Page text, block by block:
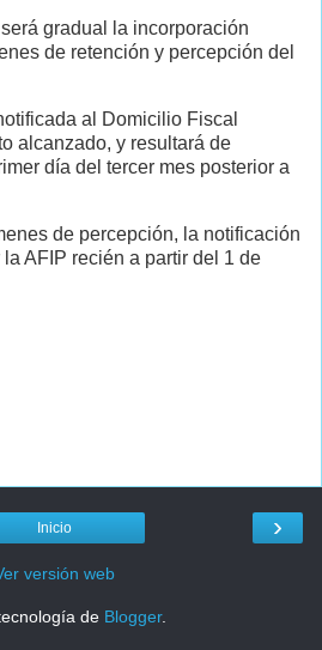
gradual la incorporación
de retención y percepción del
al Domicilio Fiscal
alcanzado, y resultará de
día del tercer mes posterior a
de percepción, la notificación
AFIP recién a partir del 1 de
›
Inicio
versión web
de Blogger.